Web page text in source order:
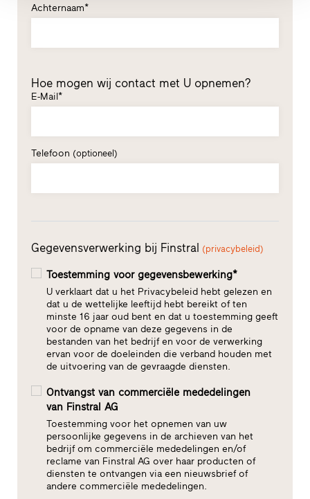
Achternaam*
Hoe mogen wij contact met U opnemen?
E-Mail*
Telefoon (optioneel)
Gegevensverwerking bij Finstral (privacybeleid)
Toestemming voor gegevensbewerking*
U verklaart dat u het Privacybeleid hebt gelezen en
dat u de wettelijke leeftijd hebt bereikt of ten
minste 16 jaar oud bent en dat u toestemming geeft
voor de opname van deze gegevens in de
bestanden van het bedrijf en voor de verwerking
ervan voor de doeleinden die verband houden met
de uitvoering van de gevraagde diensten.
Ontvangst van commerciële mededelingen
van Finstral AG
Toestemming voor het opnemen van uw
persoonlijke gegevens in de archieven van het
bedrijf om commerciële mededelingen en/of
reclame van Finstral AG over haar producten of
diensten te ontvangen via een nieuwsbrief of
andere commerciële mededelingen.